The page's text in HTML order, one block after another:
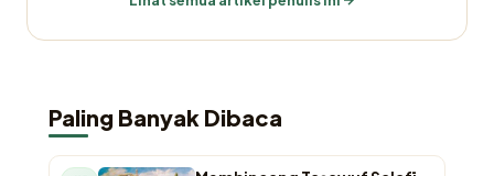
Paling Banyak Dibaca